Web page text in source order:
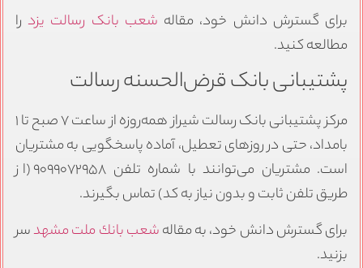
برای گسترش دانش خود، مقاله شعب بانک رسالت یزدرا
مطالعه کنید.
پشتیبانی بانک قرض‌الحسنه رسالت
مرکز پشتیبانی بانک رسالت شیراز همه‌روزه از ساعت ۷ صبح تا ۱
بامداد، حتی در روزهای تعطیل، آماده پاسخگویی به مشتریان
است. مشتریان می‌توانند با شماره تلفن ۹۰۹۹۰۷۲۹۵۸ (از
طریق تلفن ثابت و بدون نیاز به کد) تماس بگیرند.
برای گسترش دانش خود، به مقالهشعب بانك ملت مشهدسر
بزنید.